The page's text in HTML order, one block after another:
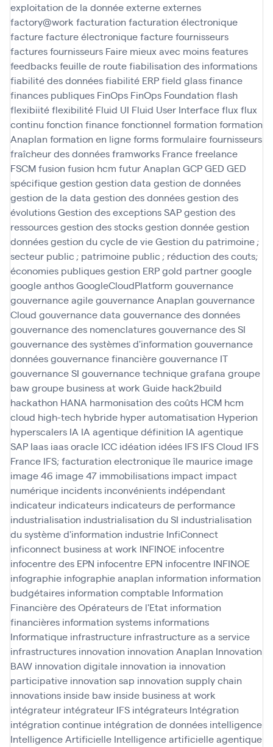
exploitation de la donnéeexterneexternes
factory@work facturation facturation électronique
facturefacture électroniquefacture fournisseurs
factures fournisseurs Faire mieux avec moinsfeatures
feedbacksfeuille de routefiabilisation des informations
fiabilité des donnéesfiabilité ERPfield glassfinance
finances publiques FinOps FinOps Foundation flash
flexibiitéflexibilité Fluid UI Fluid User Interfaceflux flux
continu fonction financefonctionnel formation formation
Anaplan formation en ligneformsformulairefournisseurs
fraîcheur des donnéesframworks Francefreelance
FSCMfusion fusion hcm futur Anaplan GCPGED GED
spécifiquegestion gestion data gestion de données
gestion de la data gestion des donnéesgestion des
évolutionsGestion des exceptions SAPgestion des
ressourcesgestion des stocksgestion donnéegestion
donnéesgestion du cycle de vieGestion du patrimoine ;
secteur public ; patrimoine public ; réduction des couts;
économies publiquesgestion ERPgold partnergoogle
google anthosGoogleCloudPlatform gouvernance
gouvernance agilegouvernance Anaplan gouvernance
Cloud gouvernance data gouvernance des données
gouvernance des nomenclaturesgouvernance des SI
gouvernance des systèmes d'information gouvernance
donnéesgouvernance financièregouvernance IT
gouvernance SI gouvernance techniquegrafana groupe
bawgroupe business at work Guide hack2build
hackathon HANA harmonisation des coûts HCM hcm
cloud high-tech hybride hyper automatisation Hyperion
hyperscalers IA IA agentique définition IA agentique
SAP Iaas iaas oracle ICC idéation idées IFS IFS Cloud IFS
France IFS; facturation electroniqueîle maurice image
image 46 image 47 immobilisations impact impact
numérique incidents inconvénients indépendant
indicateur indicateurs indicateurs de performance
industrialisation industrialisation du SI industrialisation
du système d'information industrie InfiConnect
inficonnect business at work INFINOE infocentre
infocentre des EPN infocentre EPN infocentre INFINOE
infographie infographie anaplan information information
budgétaires information comptable Information
Financière des Opérateurs de l'Etat information
financières information systems informations
Informatique infrastructure infrastructure as a service
infrastructures innovation innovation Anaplan Innovation
BAW innovation digitale innovation ia innovation
participative innovation sap innovation supply chain
innovations inside baw inside business at work
intégrateur intégrateur IFS intégrateurs Intégration
intégration continue intégration de données intelligence
Intelligence Artificielle Intelligence artificielle agentique